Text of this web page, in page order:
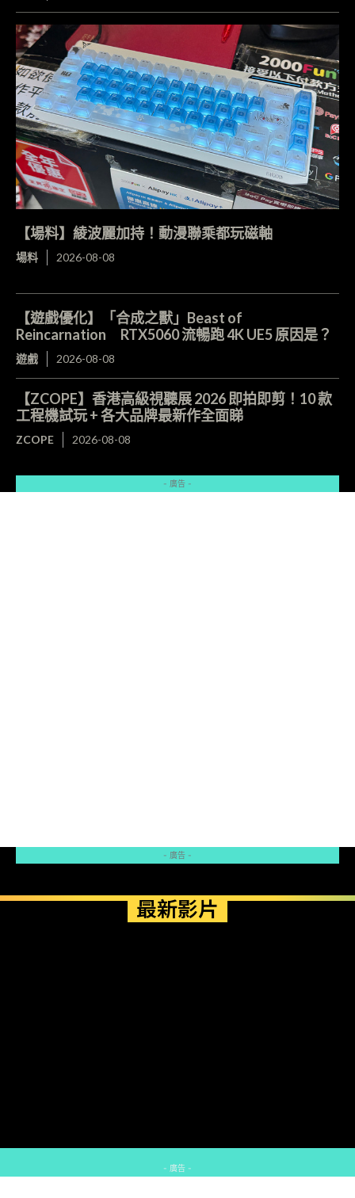
【場料】綾波麗加持！動漫聯乘都玩磁軸
場料 2026-08-08
【遊戲優化】「合成之獸」Beast of
Reincarnation RTX5060 流暢跑 4K UE5 原因是？
遊戲 2026-08-08
【ZCOPE】香港高級視聽展 2026 即拍即剪！10 款
工程機試玩 + 各大品牌最新作全面睇
ZCOPE 2026-08-08
- 廣告 -
- 廣告 -
最新影片
- 廣告 -